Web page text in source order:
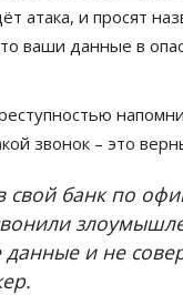
атака, и просят
ваши данные в
звонок – это
свой банк по
и не